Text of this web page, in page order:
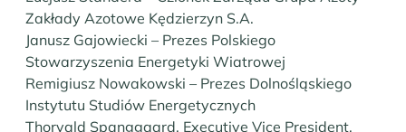
Zakłady Azotowe Kędzierzyn S.A.
Janusz Gajowiecki – Prezes Polskiego
Stowarzyszenia Energetyki Wiatrowej
Remigiusz Nowakowski – Prezes Dolnośląskiego
Instytutu Studiów Energetycznych
Thorvald Spanggaard, Executive Vice President,